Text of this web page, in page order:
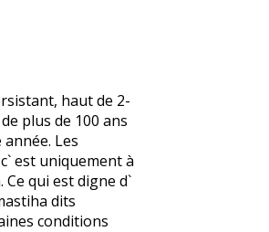
haut de 2-
plus de 100 ans
Les
est uniquement à
qui est digne d`
dits
conditions